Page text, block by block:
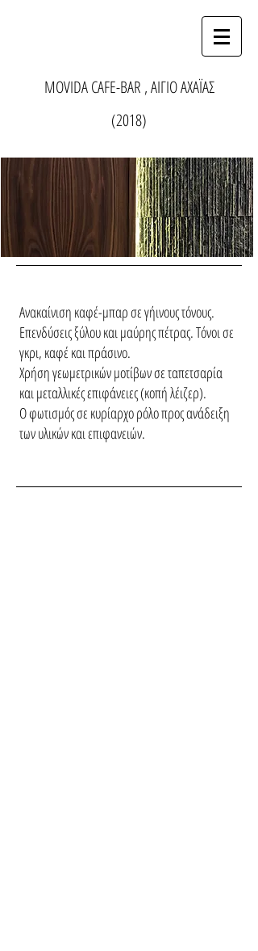
MOVIDA CΑFE-BAR , ΑΙΓΙΟ ΑΧΑΪΑΣ
(2018)
Aνακαίνιση καφέ-μπαρ σε γήινους τόνους.
Επενδύσεις ξύλου και μαύρης πέτρας. Τόνοι σε
γκρι, καφέ και πράσινο.
Χρήση γεωμετρικών μοτίβων σε ταπετσαρία
και μεταλλικές επιφάνειες (κοπή λέιζερ).
Ο φωτισμός σε κυρίαρχο ρόλο προς ανάδειξη
των υλικών και επιφανειών.